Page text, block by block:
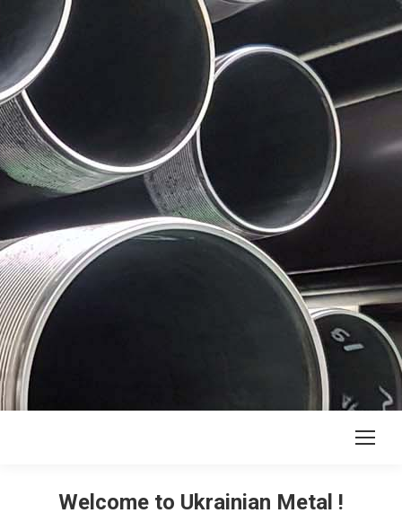
Welcome to Ukrainian Metal !